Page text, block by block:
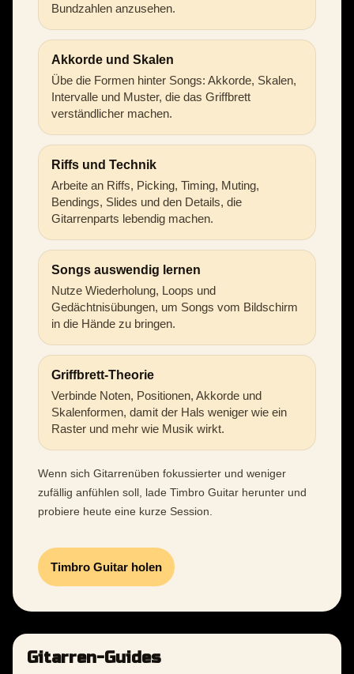
Bundzahlen anzusehen.
Akkorde und Skalen
Übe die Formen hinter Songs: Akkorde, Skalen,
Intervalle und Muster, die das Griffbrett
verständlicher machen.
Riffs und Technik
Arbeite an Riffs, Picking, Timing, Muting,
Bendings, Slides und den Details, die
Gitarrenparts lebendig machen.
Songs auswendig lernen
Nutze Wiederholung, Loops und
Gedächtnisübungen, um Songs vom Bildschirm
in die Hände zu bringen.
Griffbrett-Theorie
Verbinde Noten, Positionen, Akkorde und
Skalenformen, damit der Hals weniger wie ein
Raster und mehr wie Musik wirkt.
Wenn sich Gitarrenüben fokussierter und weniger
zufällig anfühlen soll, lade Timbro Guitar herunter und
probiere heute eine kurze Session.
Timbro Guitar holen
Gitarren-Guides